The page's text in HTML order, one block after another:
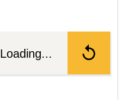
Loading...